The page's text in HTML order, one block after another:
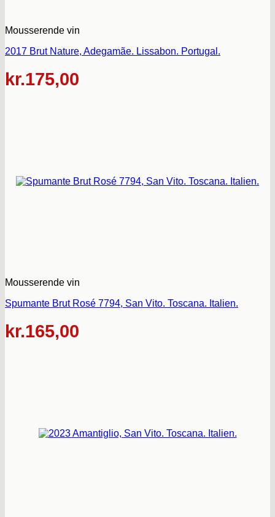
Mousserende vin
2017 Brut Nature, Adegamãe. Lissabon. Portugal.
kr.175,00
Mousserende vin
Spumante Brut Rosé 7794, San Vito. Toscana. Italien.
kr.165,00